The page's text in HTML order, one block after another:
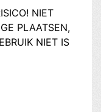
NIET
PLAATSEN,
NIET IS